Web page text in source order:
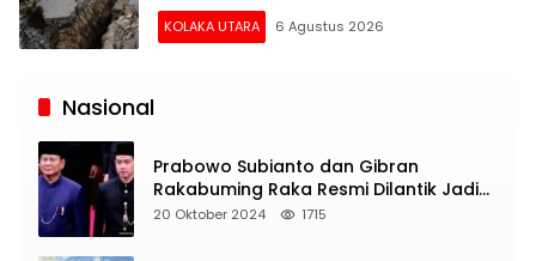
KOLAKA UTARA 6 Agustus 2026
Siaran
Nasional
Prabowo Subianto dan Gibran
Rakabuming Raka Resmi Dilantik Jadi
Presiden dan Wapres RI
20 Oktober 2024 1715